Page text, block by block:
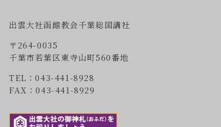
出雲大社函館教会千葉総国講社
〒264-0035
千葉市若葉区東寺山町560番地
TEL：043-441-8928
FAX：043-441-8929